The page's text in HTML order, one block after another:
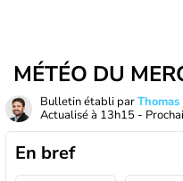
MÉTÉO DU
Bulletin établi parThomas
Actualisé à 13h15 -
En bref